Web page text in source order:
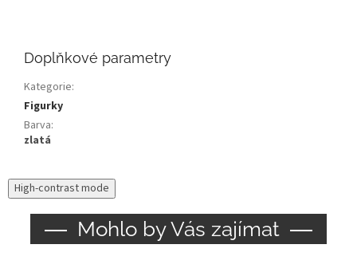
Doplňkové parametry
Kategorie:
Figurky
Barva:
zlatá
High-contrast mode
Mohlo by Vás zajímat